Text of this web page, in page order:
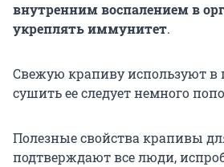
внутренним воспалением в
укреплять иммунитет.
Свежую крапиву используют в
сушить ее следует немного
Полезные свойства крапивы
подтверждают все люди,